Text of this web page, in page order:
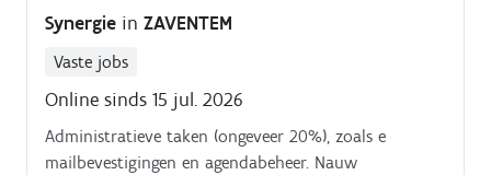
Synergie in ZAVENTEM
Vaste jobs
Online sinds 15 jul. 2026
Administratieve taken (ongeveer 20%), zoals e
mailbevestigingen en agendabeheer. Nauw